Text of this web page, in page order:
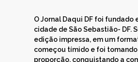
O Jornal Daqui DF foi fundado
cidade de São Sebastião- DF.
edição impressa, em um
começou tímido e foi
proporção, conquistando a